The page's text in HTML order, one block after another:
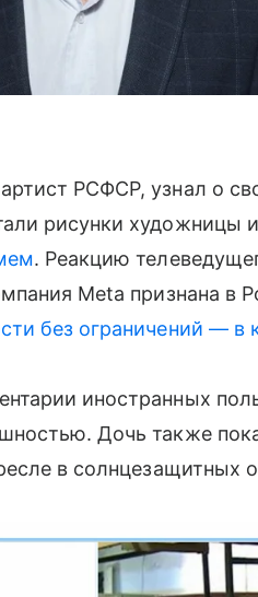
РСФСР, узнал о
рисунки художницы
. Реакцию
Meta признана в
без ограничений — в
иностранных
Дочь также
в солнцезащитных